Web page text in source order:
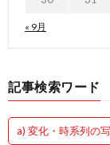
« 9月
記事検索ワード
a) 変化・時系列の